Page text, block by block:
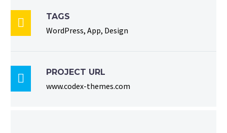
 TAGS
WordPress, App, Design
 PROJECT URL
www.codex-themes.com